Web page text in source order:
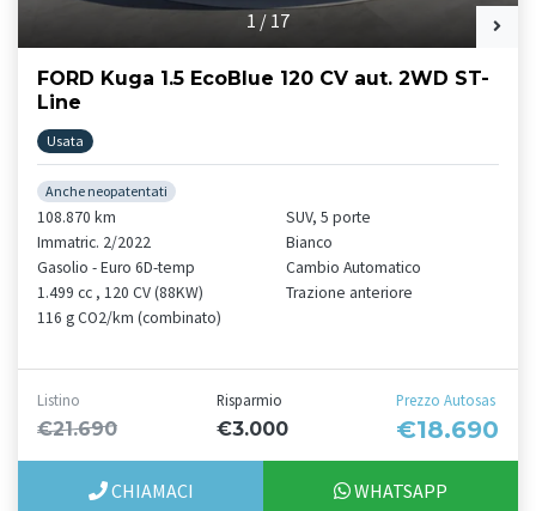
1 / 17
FORD Kuga 1.5 EcoBlue 120 CV aut. 2WD ST-
Line
Usata
Anche neopatentati
108.870 km
Immatric. 2/2022
Gasolio - Euro 6D-temp
1.499 cc , 120 CV (88KW)
116 g CO2/km (combinato)
SUV, 5 porte
Bianco
Cambio Automatico
Trazione anteriore
Listino
€21.690
Risparmio
€3.000
Prezzo Autosas
€18.690
CHIAMACI WHATSAPP